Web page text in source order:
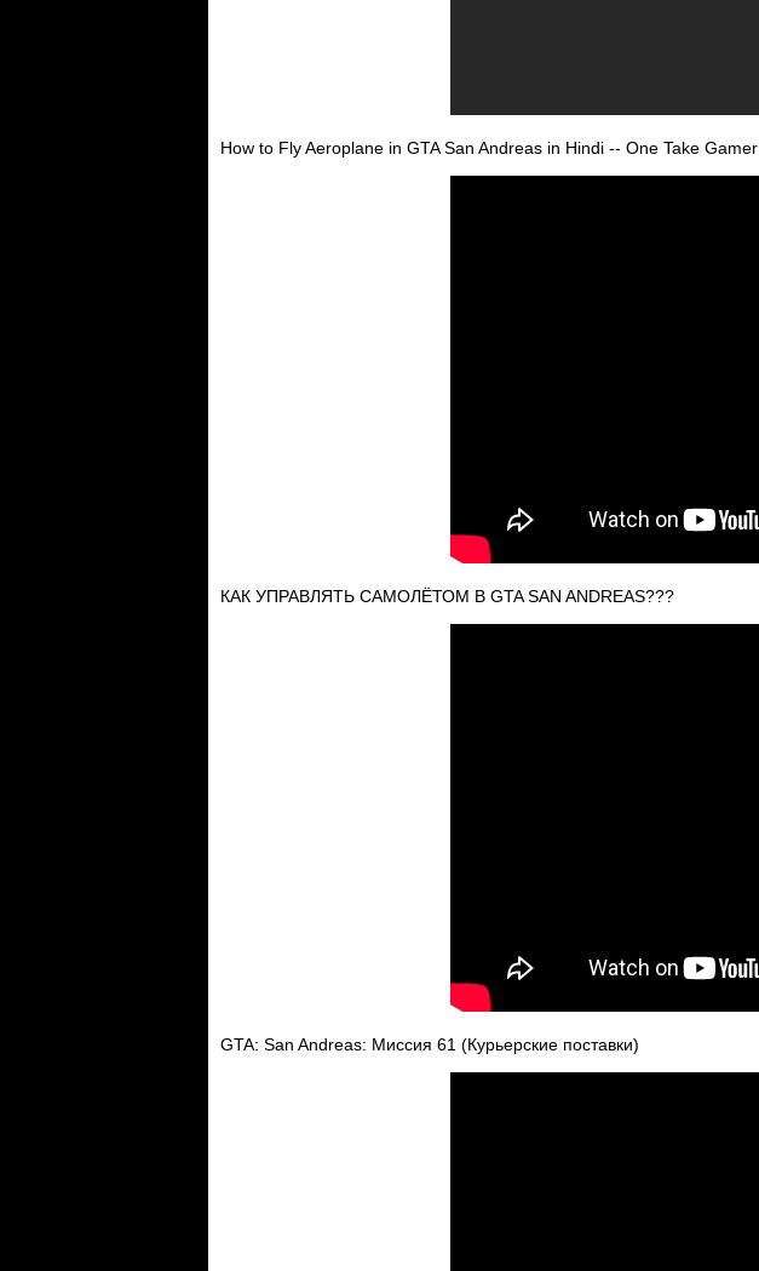
How to Fly Aeroplane in GTA San Andreas in Hindi -- One Take Gamer
КАК УПРАВЛЯТЬ САМОЛЁТОМ В GTA SAN ANDREAS???
GTA: San Andreas: Миссия 61 (Курьерские поставки)